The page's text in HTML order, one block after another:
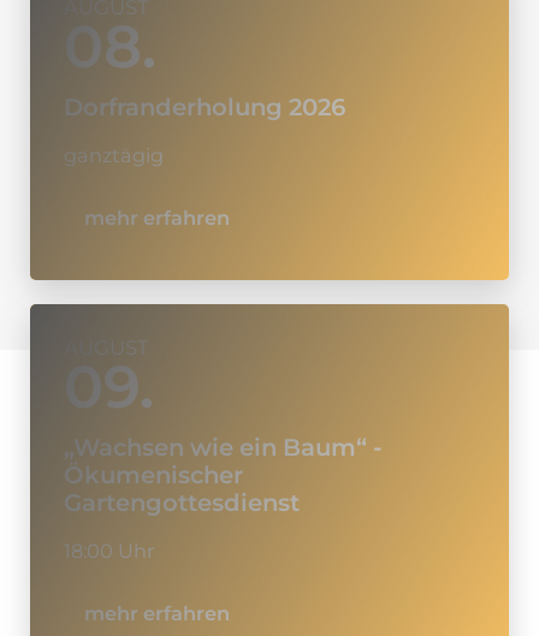
AUGUST
08.
Dorfranderholung 2026
ganztägig
mehr erfahren
AUGUST
09.
„Wachsen wie ein Baum“ -
Ökumenischer
Gartengottesdienst
18:00 Uhr
mehr erfahren